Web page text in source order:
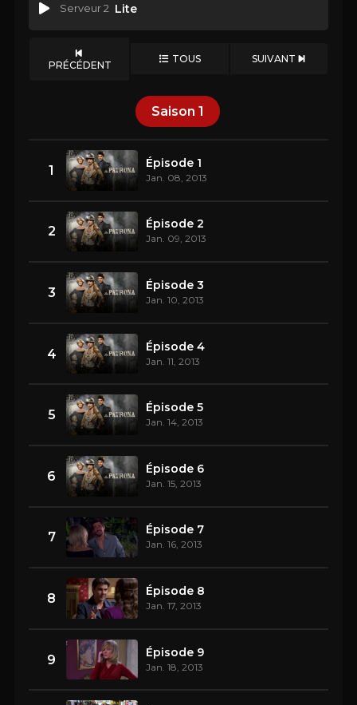
Serveur 2 Lite
PRÉCÉDENT TOUS SUIVANT
Saison 1
1 Épisode 1
Jan. 08, 2013
2 Épisode 2
Jan. 09, 2013
3 Épisode 3
Jan. 10, 2013
4 Épisode 4
Jan. 11, 2013
5 Épisode 5
Jan. 14, 2013
6 Épisode 6
Jan. 15, 2013
7 Épisode 7
Jan. 16, 2013
8 Épisode 8
Jan. 17, 2013
9 Épisode 9
Jan. 18, 2013